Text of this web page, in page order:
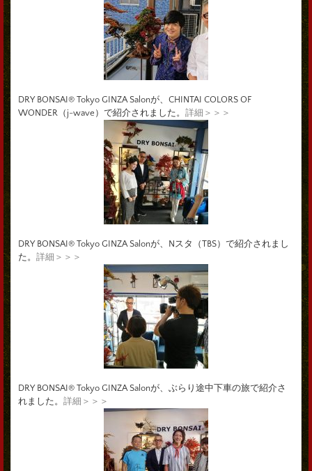
DRY BONSAI® Tokyo GINZA Salonが、CHINTAI COLORS OF
WONDER（j-wave）で紹介されました。 詳細＞＞＞
DRY BONSAI® Tokyo GINZA Salonが、Nスタ（TBS）で紹介されまし
た。 詳細＞＞＞
DRY BONSAI® Tokyo GINZA Salonが、ぶらり途中下車の旅で紹介さ
れました。 詳細＞＞＞